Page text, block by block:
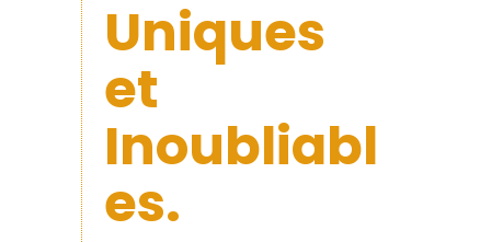
Uniques
et
Inoubliabl
es.